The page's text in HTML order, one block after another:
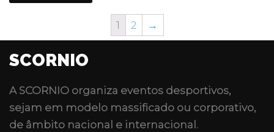
1 2 →
SCORNIO
A SCORNIO organiza eventos desportivos,
sejam em modelo massificado ou corporativo,
de âmbito nacional e internacional.